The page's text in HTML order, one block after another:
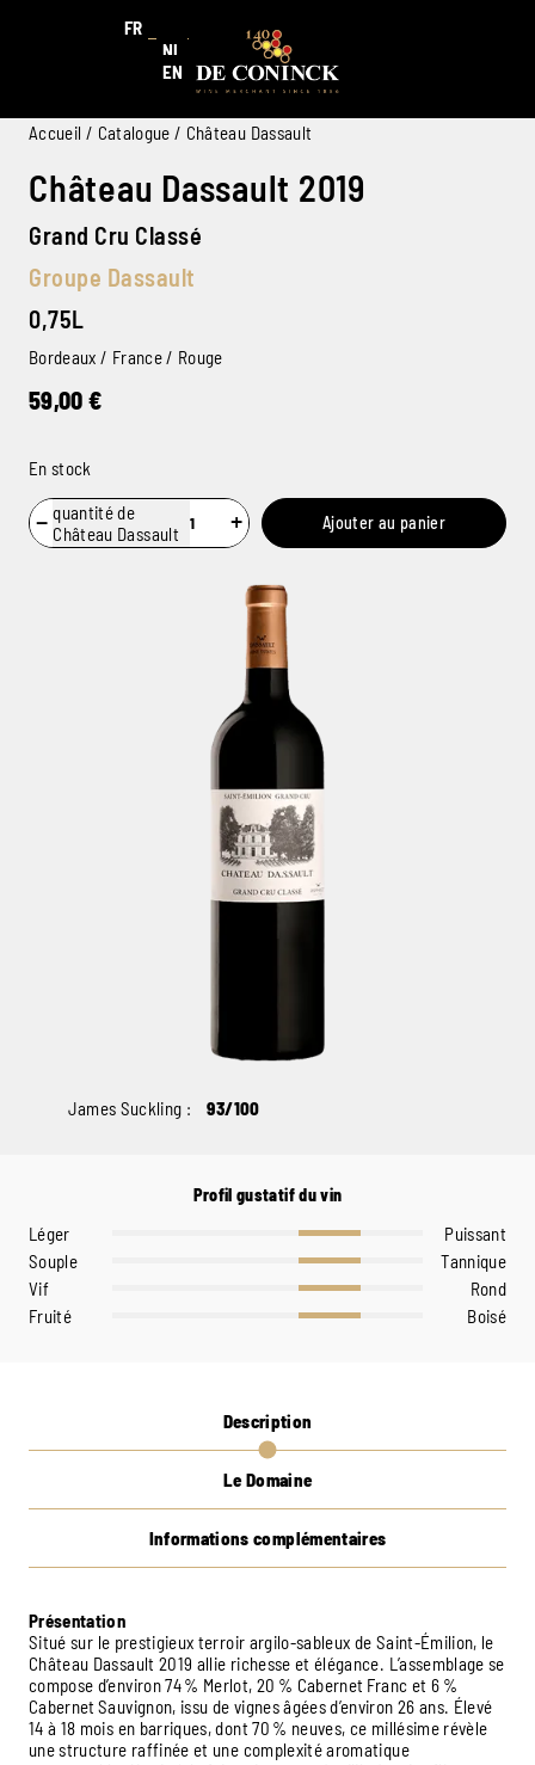
FR
NL
EN
Accueil / Catalogue / Château Dassault
Château Dassault 2019
Grand Cru Classé
Groupe Dassault
0,75L
Bordeaux / France / Rouge
59,00 €
En stock
− quantité de
Château Dassault
+ Ajouter au panier
James Suckling : 93/100
Profil gustatif du vin
Léger
Puissant
Souple
Tannique
Vif
Rond
Fruité
Boisé
Description
Le Domaine
Informations complémentaires
Présentation
Situé sur le prestigieux terroir argilo-sableux de Saint-Émilion, le
Château Dassault 2019 allie richesse et élégance. L’assemblage se
compose d’environ 74 % Merlot, 20 % Cabernet Franc et 6 %
Cabernet Sauvignon, issu de vignes âgées d’environ 26 ans. Élevé
14 à 18 mois en barriques, dont 70 % neuves, ce millésime révèle
une structure raffinée et une complexité aromatique